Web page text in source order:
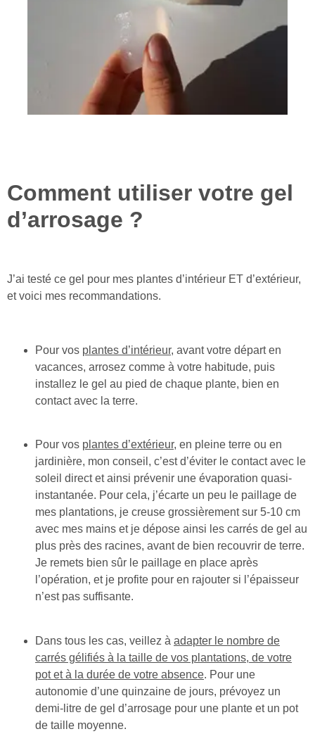
Comment utiliser votre gel
d’arrosage ?
J’ai testé ce gel pour mes plantes d’intérieur ET d’extérieur,
et voici mes recommandations.
Pour vos plantes d’intérieur, avant votre départ en
vacances, arrosez comme à votre habitude, puis
installez le gel au pied de chaque plante, bien en
contact avec la terre.
Pour vos plantes d’extérieur, en pleine terre ou en
jardinière, mon conseil, c’est d’éviter le contact avec le
soleil direct et ainsi prévenir une évaporation quasi-
instantanée. Pour cela, j’écarte un peu le paillage de
mes plantations, je creuse grossièrement sur 5-10 cm
avec mes mains et je dépose ainsi les carrés de gel au
plus près des racines, avant de bien recouvrir de terre.
Je remets bien sûr le paillage en place après
l’opération, et je profite pour en rajouter si l’épaisseur
n’est pas suffisante.
Dans tous les cas, veillez à adapter le nombre de
carrés gélifiés à la taille de vos plantations, de votre
pot et à la durée de votre absence. Pour une
autonomie d’une quinzaine de jours, prévoyez un
demi-litre de gel d’arrosage pour une plante et un pot
de taille moyenne.